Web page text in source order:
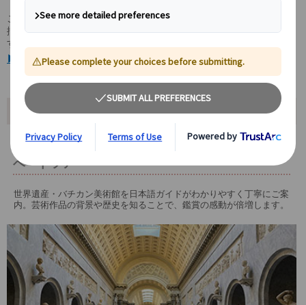
ご希望に応じて、レオナルド・ダ・ヴィンチやラファエロの名作が
揃う「ピナコテーカ(絵画館)」を中心にご案内することも可能で
す。
▶ バチカン美術館/サン・ピエトロ大聖堂について詳しくはこちら
ツアーポイント
専属日本語ガイドがご案内する、安心のプライ
ベートツアー
世界遺産・バチカン美術館を日本語ガイドがわかりやすく丁寧にご案
内。芸術作品の背景や歴史を知ることで、鑑賞の感動が倍増します。